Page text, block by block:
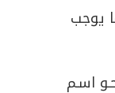
يوجب
اسـم